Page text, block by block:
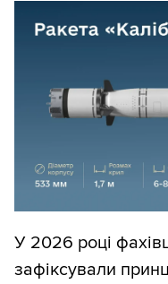
У 2026 році
зафіксували